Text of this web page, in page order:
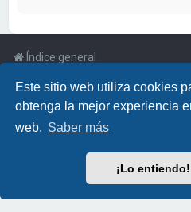
Este sitio web utiliza cookies
obtenga la mejor experiencia
web. Saber más
¡Lo entiendo!
Índice general
Powered by phpBB • Design by
Traducción al español porphpBB